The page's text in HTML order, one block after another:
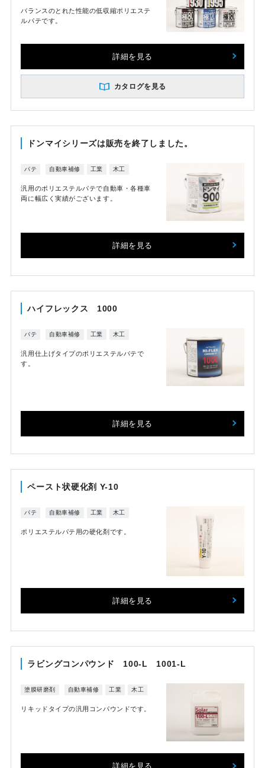
バランスのとれた性能の低収縮ポリエステ
ルパテです。
詳細を見る
カタログを見る
ドンマイシリーズは販売を終了しました。
パテ 自動車補修 工業 木工
汎用のポリエステルパテで自動車・各種車
両に幅広く実績がございます。
詳細を見る
ハイフレックス 1000
パテ 自動車補修 工業 木工
汎用仕上げタイプのポリエステルパテで
す。
詳細を見る
ペースト状硬化剤 Y-10
パテ 自動車補修 工業 木工
ポリエステルパテ用の硬化剤です。
詳細を見る
ラビングコンパウンド 100-L 1001-L
塗膜研磨剤 自動車補修 工業 木工
リキッドタイプの汎用コンパウンドです。
詳細を見る